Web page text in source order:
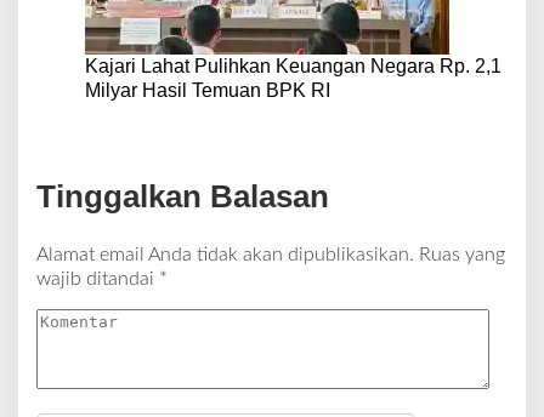
Kajari Lahat Pulihkan Keuangan Negara Rp. 2,1
Milyar Hasil Temuan BPK RI
Tinggalkan Balasan
Alamat email Anda tidak akan dipublikasikan. Ruas yang
wajib ditandai *